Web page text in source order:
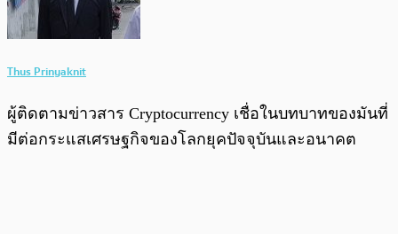
Thus Prinyaknit
ผู้ติดตามข่าวสาร Cryptocurrency เชื่อในบทบาทของมันที่
มีต่อกระแสเศรษฐกิจของโลกยุคปัจจุบันและอนาคต